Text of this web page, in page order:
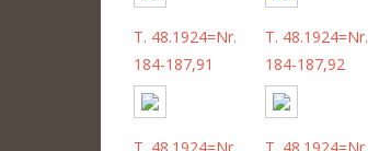
T. 48.1924=Nr.
184-187,91
T. 48.1924=Nr.
184-187,92
T. 48.1924=Nr. T. 48.1924=Nr.